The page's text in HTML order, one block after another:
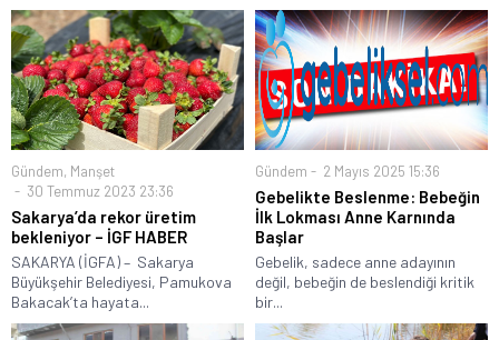
Gündem, Manşet
30 Temmuz 2023 23:36
Sakarya’da rekor üretim
bekleniyor – İGF HABER
SAKARYA (İGFA) – Sakarya
Büyükşehir Belediyesi, Pamukova
Bakacak’ta hayata...
Gündem 2 Mayıs 2025 15:36
Gebelikte Beslenme: Bebeğin
İlk Lokması Anne Karnında
Başlar
Gebelik, sadece anne adayının
değil, bebeğin de beslendiği kritik
bir...